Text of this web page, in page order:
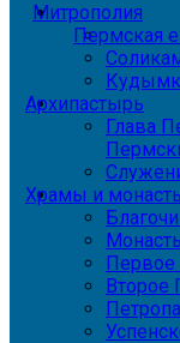
Митрополия
Пермская
Архипастырь
Глава
Храмы и
Первое
Второе